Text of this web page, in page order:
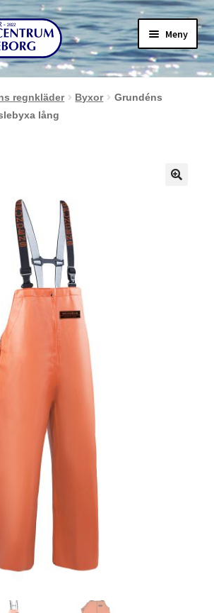
Meny
regnkläder Byxor
Grundéns
lång